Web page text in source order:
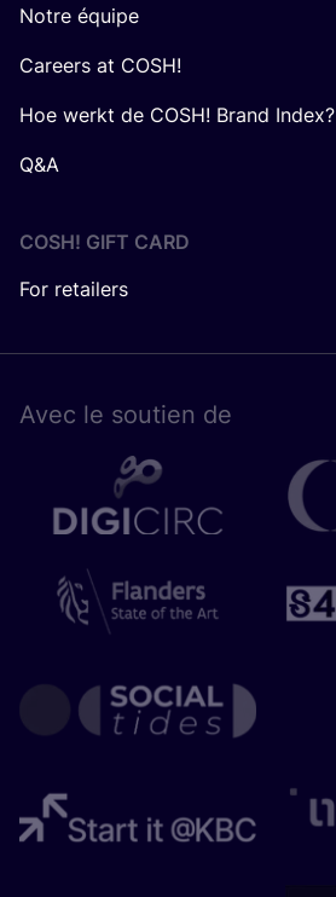
Notre équipe
Careers at COSH!
Hoe werkt de COSH! Brand Index?
Q&A
COSH! GIFT CARD
For retailers
Avec le sou­tien de